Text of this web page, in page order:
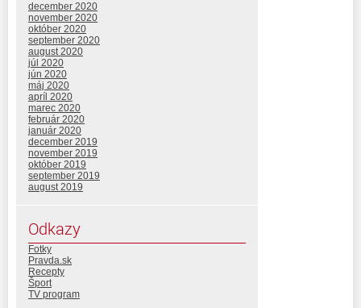
december 2020
november 2020
október 2020
september 2020
august 2020
júl 2020
jún 2020
máj 2020
apríl 2020
marec 2020
február 2020
január 2020
december 2019
november 2019
október 2019
september 2019
august 2019
Odkazy
Fotky
Pravda.sk
Recepty
Šport
TV program